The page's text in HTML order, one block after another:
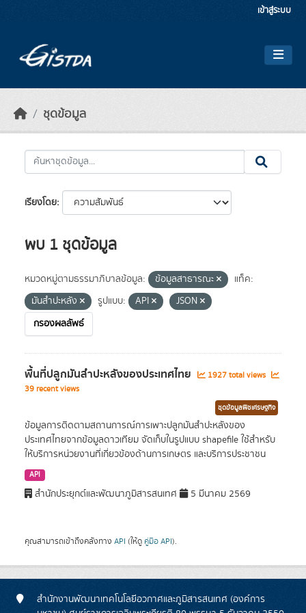
เข้าสู่ระบบ
ชุดข้อมูล
เรียงโดย
พบ 1 ชุดข้อมูล
หมวดหมู่ตามธรรมาภิบาลข้อมูล: ข้อมูลสาธารณะ
แท็ค:
มันสำปะหลัง
รูปแบบ: API
JSON
กรองผลลัพธ์
พื้นที่ปลูกมันสำปะหลังของประเทศไทย
1927 total views
39 recent views
ชุดข้อมูลพืชเศรษฐกิจ
ข้อมูลการติดตามสถานการณ์การเพาะปลูกมันสำปะหลังของ
ประเทศไทยจากข้อมูลดาวเทียม จัดเก็บในรูปแบบ shapefile ใช้สำหรับ
ให้บริการหน่วยงานที่เกี่ยวข้องด้านการเกษตร และบริการประชาชน
API
สำนักประยุกต์และพัฒนาภูมิสารสนเทศ 5 มีนาคม 2569
คุณสามารถเข้าถึงคลังทาง API (ให้ดู คู่มือ API).
สำนักงานพัฒนาเทคโนโลยีอวกาศและภูมิสารสนเทศ (องค์การ